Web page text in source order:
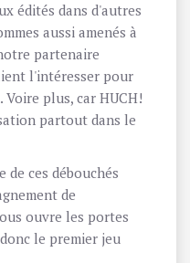
édités dans d'autres
aussi amenés à
partenaire
l'intéresser pour
plus, car HUCH!
partout dans le
de ces débouchés
de
ouvre les portes
le premier jeu